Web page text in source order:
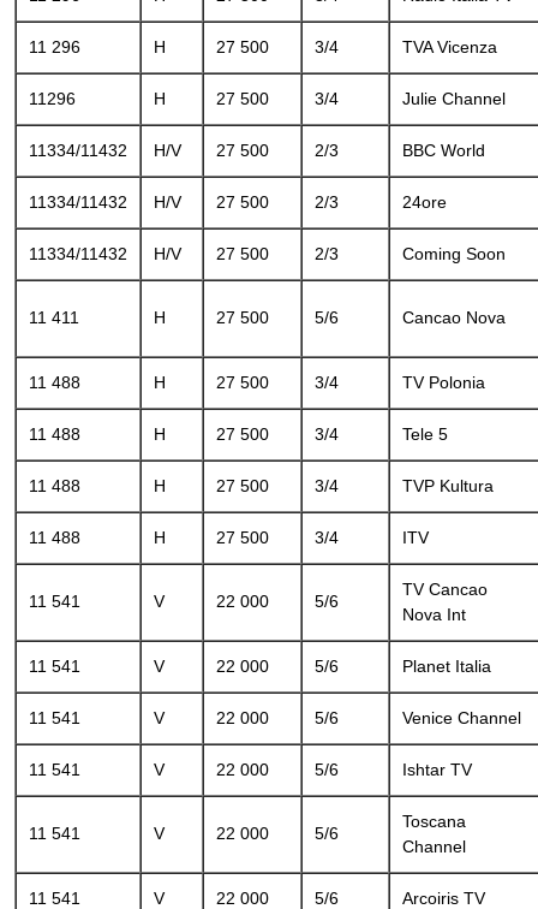
11 296 H 27 500 3/4 TVA Vicenza
11296 H 27 500 3/4 Julie Channel
11334/11432 H/V 27 500 2/3 BBC World
11334/11432 H/V 27 500 2/3 24ore
11334/11432 H/V 27 500 2/3 Coming Soon
11 411 H 27 500 5/6 Cancao Nova
11 488 H 27 500 3/4 TV Polonia
11 488 H 27 500 3/4 Tele 5
11 488 H 27 500 3/4 TVP Kultura
11 488 H 27 500 3/4 ITV
11 541 V 22 000 5/6
TV Cancao
Nova Int
11 541 V 22 000 5/6 Planet Italia
11 541 V 22 000 5/6 Venice Channel
11 541 V 22 000 5/6 Ishtar TV
11 541 V 22 000 5/6
Toscana
Channel
11 541 V 22 000 5/6 Arcoiris TV